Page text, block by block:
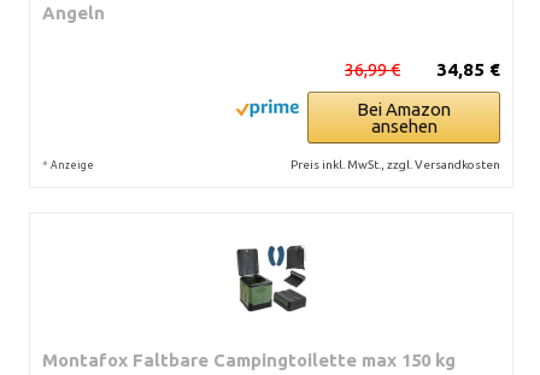
Angeln
34,85 €
36,99 €
Bei Amazon
ansehen
* Anzeige Preis inkl. MwSt., zzgl. Versandkosten
Montafox Faltbare Campingtoilette max 150 kg